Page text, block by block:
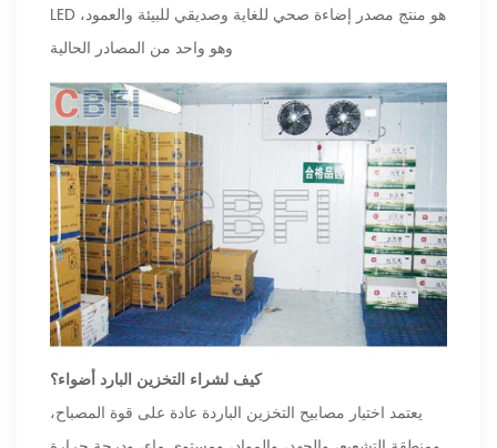
LED هو منتج مصدر إضاءة صحي للغاية وصديقي للبيئة والعمود،
وهو واحد من المصادر الحالية
كيف لشراء التخزين البارد أضواء؟
يعتمد اختيار مصابيح التخزين الباردة عادة على قوة المصباح،